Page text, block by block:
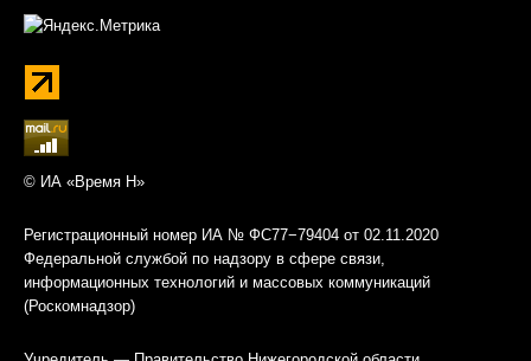
© ИА «Время Н»
Регистрационный номер ИА № ФС77−79404 от 02.11.2020
Федеральной службой по надзору в сфере связи,
информационных технологий и массовых коммуникаций
(Роскомнадзор)